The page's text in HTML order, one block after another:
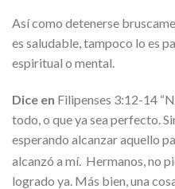
Así como detenerse
es saludable, tampoco lo es
espiritual o mental.
Dice en Filipenses 3:12-14
todo, o que ya sea perfecto.
esperando alcanzar aquello
alcanzó a mí. Hermanos, no
logrado ya. Más bien, una